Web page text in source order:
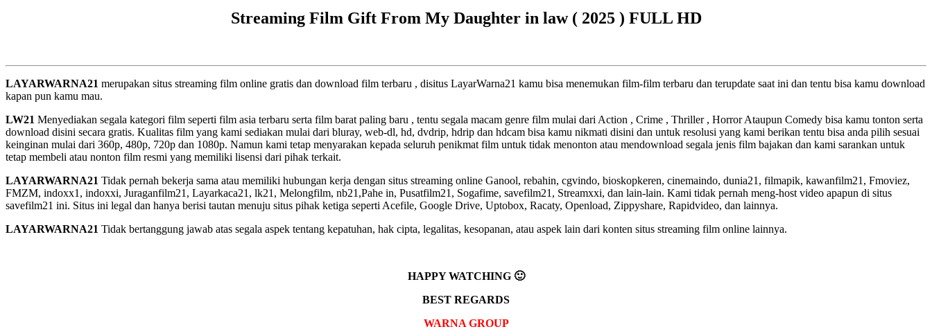
Streaming Film Gift From My Daughter in law ( 2025 ) FULL HD
LAYARWARNA21 merupakan situs streaming film online gratis dan download film terbaru , disitus LayarWarna21 kamu bisa menemukan film-film terbaru dan terupdate saat ini dan tentu bisa kamu download
kapan pun kamu mau.
LW21 Menyediakan segala kategori film seperti film asia terbaru serta film barat paling baru , tentu segala macam genre film mulai dari Action , Crime , Thriller , Horror Ataupun Comedy bisa kamu tonton serta
download disini secara gratis. Kualitas film yang kami sediakan mulai dari bluray, web-dl, hd, dvdrip, hdrip dan hdcam bisa kamu nikmati disini dan untuk resolusi yang kami berikan tentu bisa anda pilih sesuai
keinginan mulai dari 360p, 480p, 720p dan 1080p. Namun kami tetap menyarakan kepada seluruh penikmat film untuk tidak menonton atau mendownload segala jenis film bajakan dan kami sarankan untuk
tetap membeli atau nonton film resmi yang memiliki lisensi dari pihak terkait.
LAYARWARNA21 Tidak pernah bekerja sama atau memiliki hubungan kerja dengan situs streaming online Ganool, rebahin, cgvindo, bioskopkeren, cinemaindo, dunia21, filmapik, kawanfilm21, Fmoviez,
FMZM, indoxx1, indoxxi, Juraganfilm21, Layarkaca21, lk21, Melongfilm, nb21,Pahe in, Pusatfilm21, Sogafime, savefilm21, Streamxxi, dan lain-lain. Kami tidak pernah meng-host video apapun di situs
savefilm21 ini. Situs ini legal dan hanya berisi tautan menuju situs pihak ketiga seperti Acefile, Google Drive, Uptobox, Racaty, Openload, Zippyshare, Rapidvideo, dan lainnya.
LAYARWARNA21 Tidak bertanggung jawab atas segala aspek tentang kepatuhan, hak cipta, legalitas, kesopanan, atau aspek lain dari konten situs streaming film online lainnya.
HAPPY WATCHING 🙂
BEST REGARDS
WARNA GROUP